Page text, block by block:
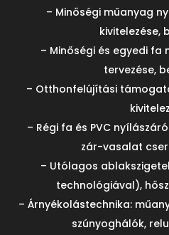
– Minőségi műanyag
kivitelezése,
– Minőségi és egyedi
tervezése,
– Otthonfelújítási
– Régi fa és PVC
zár-vasalat
– Utólagos
technológiával),
– Árnyékolástechnika:
szúnyoghálók,